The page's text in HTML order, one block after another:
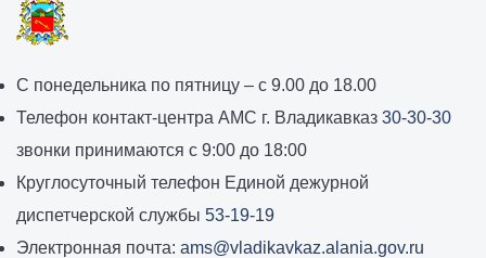
График
работы
администрации
местного
самоуправления
города
С понедельника по пятницу – с 9.00 до 18.00
Телефон контакт-центра АМС г. Владикавказ 30-30-30
звонки принимаются с 9:00 до 18:00
Круглосуточный телефон Единой дежурной
диспетчерской службы 53-19-19
Электронная почта: ams@vladikavkaz.alania.gov.ru